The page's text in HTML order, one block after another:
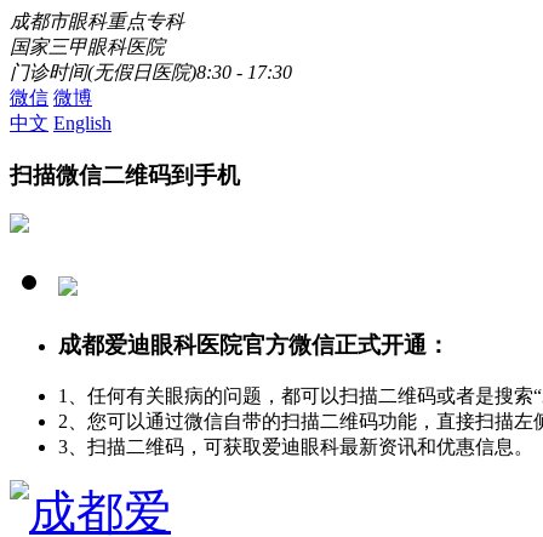
成都市眼科重点专科
国家三甲眼科医院
门诊时间(无假日医院)8:30 - 17:30
微信 微博
中文 English
扫描微信二维码到手机
成都爱迪眼科医院官方微信正式开通：
1、任何有关眼病的问题，都可以扫描二维码或者是搜索
2、您可以通过微信自带的扫描二维码功能，直接扫描左
3、扫描二维码，可获取爱迪眼科最新资讯和优惠信息。